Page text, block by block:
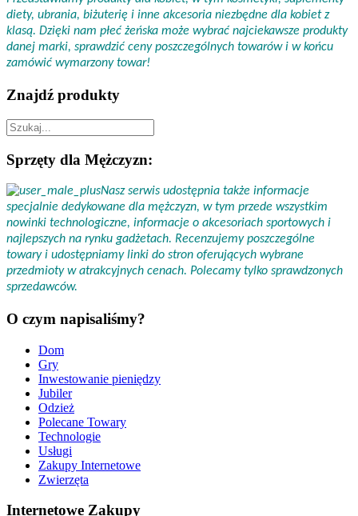
diety, ubrania, biżuterię i inne akcesoria niezbędne dla kobiet z
klasą. Dzięki nam płeć żeńska może wybrać najciekawsze produkty
danej marki, sprawdzić ceny poszczególnych towarów i w końcu
zamówić wymarzony towar!
Znajdź produkty
Sprzęty dla Mężczyzn:
Nasz serwis udostępnia także informacje
specjalnie dedykowane dla mężczyzn, w tym przede wszystkim
nowinki technologiczne, informacje o akcesoriach sportowych i
najlepszych na rynku gadżetach. Recenzujemy poszczególne
towary i udostępniamy linki do stron oferujących wybrane
przedmioty w atrakcyjnych cenach. Polecamy tylko sprawdzonych
sprzedawców.
O czym napisaliśmy?
Dom
Gry
Inwestowanie pieniędzy
Jubiler
Odzież
Polecane Towary
Technologie
Usługi
Zakupy Internetowe
Zwierzęta
Internetowe Zakupy